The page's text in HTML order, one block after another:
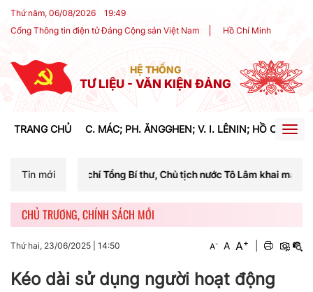
Thứ năm, 06/08/2026 19:49
Cổng Thông tin điện tử Đảng Cộng sản Việt Nam
Hồ Chí Minh
HỆ THỐNG
TƯ LIỆU - VĂN KIỆN ĐẢNG
TRANG CHỦ C. MÁC; PH. ĂNGGHEN; V. I. LÊNIN; HỒ CHÍ
Tin mới
chí Tổng Bí thư, Chủ tịch nước Tô Lâm khai mạc Hội nghị Trung
CHỦ TRƯƠNG, CHÍNH SÁCH MỚI
Thứ hai, 23/06/2025 14:50 A- A A+
Kéo dài sử dụng người hoạt động